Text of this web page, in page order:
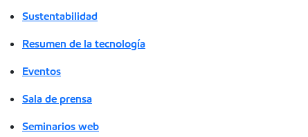
Sustentabilidad
Resumen de la tecnología
Eventos
Sala de prensa
Seminarios web